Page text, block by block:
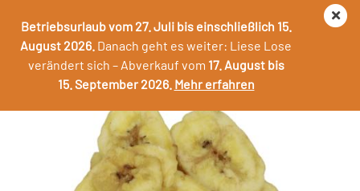
Betriebsurlaub vom 27. Juli bis einschließlich 15.
August 2026. Danach geht es weiter: Liese Lose
verändert sich – Abverkauf vom 17. August bis
15. September 2026. Mehr erfahren
Bananenchips gesüßt